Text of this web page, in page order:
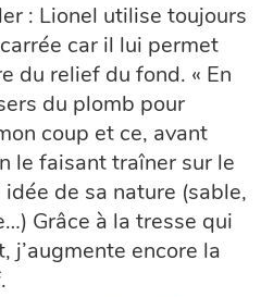
: Lionel utilise toujours
car il lui permet
du relief du fond. « En
du plomb pour
coup et ce, avant
le faisant traîner sur le
de sa nature (sable,
Grâce à la tresse qui
j’augmente encore la